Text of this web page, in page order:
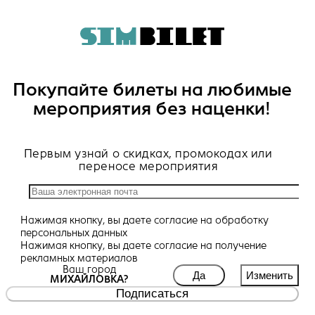
Покупайте билеты на любимые
мероприятия без наценки!
Первым узнай о скидках, промокодах или
переносе мероприятия
Нажимая кнопку, вы даете согласие на обработку
персональных данных
Нажимая кнопку, вы даете согласие на получение
рекламных материалов
Ваш город
МИХАЙЛОВКА?
Да Изменить
Подписаться